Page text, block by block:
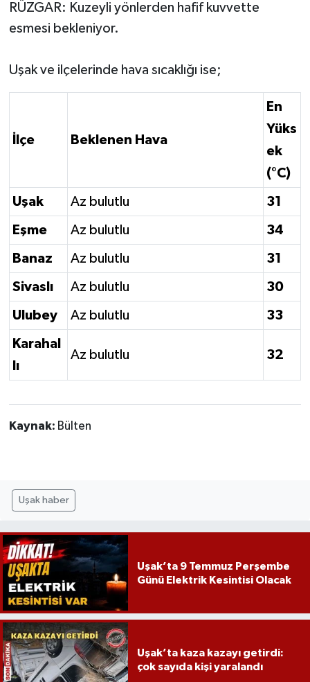
RÜZGAR: Kuzeyli yönlerden hafif kuvvette
esmesi bekleniyor.
Uşak ve ilçelerinde hava sıcaklığı ise;
İlçe Beklenen Hava
En
Yüks
ek
(°C)
Uşak Az bulutlu 31
Eşme Az bulutlu 34
Banaz Az bulutlu 31
Sivaslı Az bulutlu 30
Ulubey Az bulutlu 33
Karahal
lı
Az bulutlu 32
Kaynak: Bülten
Uşak haber
Uşak’ta 9 Temmuz Perşembe
Günü Elektrik Kesintisi Olacak
Uşak’ta kaza kazayı getirdi:
çok sayıda kişi yaralandı